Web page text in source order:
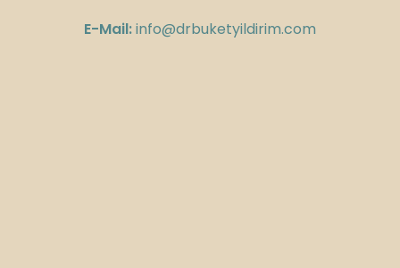
E-Mail:info@drbuketyildirim.com